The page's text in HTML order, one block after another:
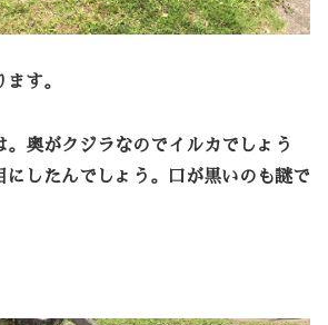
す。
。奥がクジラなのでイルカでしょう
にしたんでしょう。口が黒いのも謎で